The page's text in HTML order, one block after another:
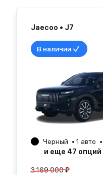
Jaecoo • J7
В наличии
Черный 1 авто
и еще 47 опций
3 169 000 ₽